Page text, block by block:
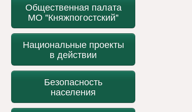
Общественная палата
МО "Княжпогостский"
Национальные проекты
в действии
Безопасность
населения